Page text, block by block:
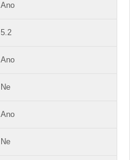
Ano
5.2
Ano
Ne
Ano
Ne